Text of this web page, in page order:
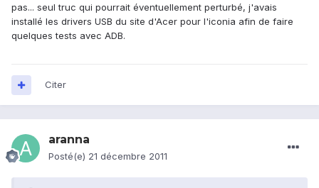
pas... seul truc qui pourrait éventuellement perturbé, j'avais
installé les drivers USB du site d'Acer pour l'iconia afin de faire
quelques tests avec ADB.
Citer
aranna
Posté(e) 21 décembre 2011